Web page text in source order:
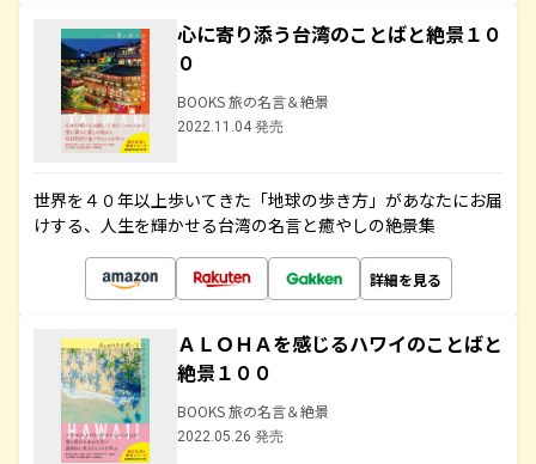
心に寄り添う台湾のことばと絶景１０
０
BOOKS 旅の名言＆絶景
2022.11.04 発売
世界を４０年以上歩いてきた「地球の歩き方」があなたにお届
けする、人生を輝かせる台湾の名言と癒やしの絶景集
詳細を見る
ＡＬＯＨＡを感じるハワイのことばと
絶景１００
BOOKS 旅の名言＆絶景
2022.05.26 発売